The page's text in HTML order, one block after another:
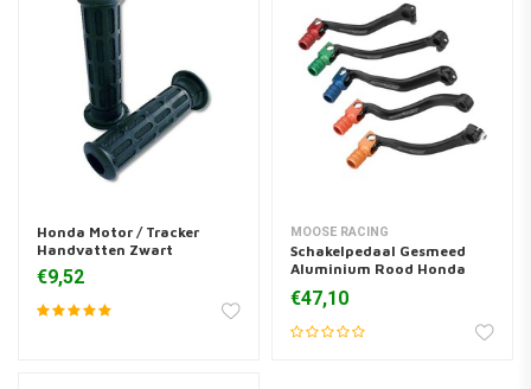
Honda Motor / Tracker
Handvatten Zwart
€9,52
MOOSE RACING
Schakelpedaal Gesmeed
Aluminium Rood Honda
CRF / XR
€47,10